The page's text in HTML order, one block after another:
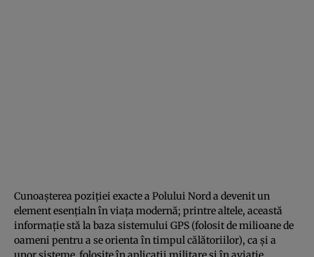
Cunoaşterea poziţiei exacte a Polului Nord a devenit un
element esenţialn în viaţa modernă; printre altele, această
informaţie stă la baza sistemului GPS (folosit de milioane de
oameni pentru a se orienta în timpul călătoriilor), ca şi a